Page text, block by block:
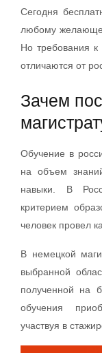
Сегодня
любому
Но требования к
отличаются от
Зачем
Обучение в
на объем
навыки. В
критерием
человек провел
В немецкой
выбранной
полученной на
обучения
участвуя в